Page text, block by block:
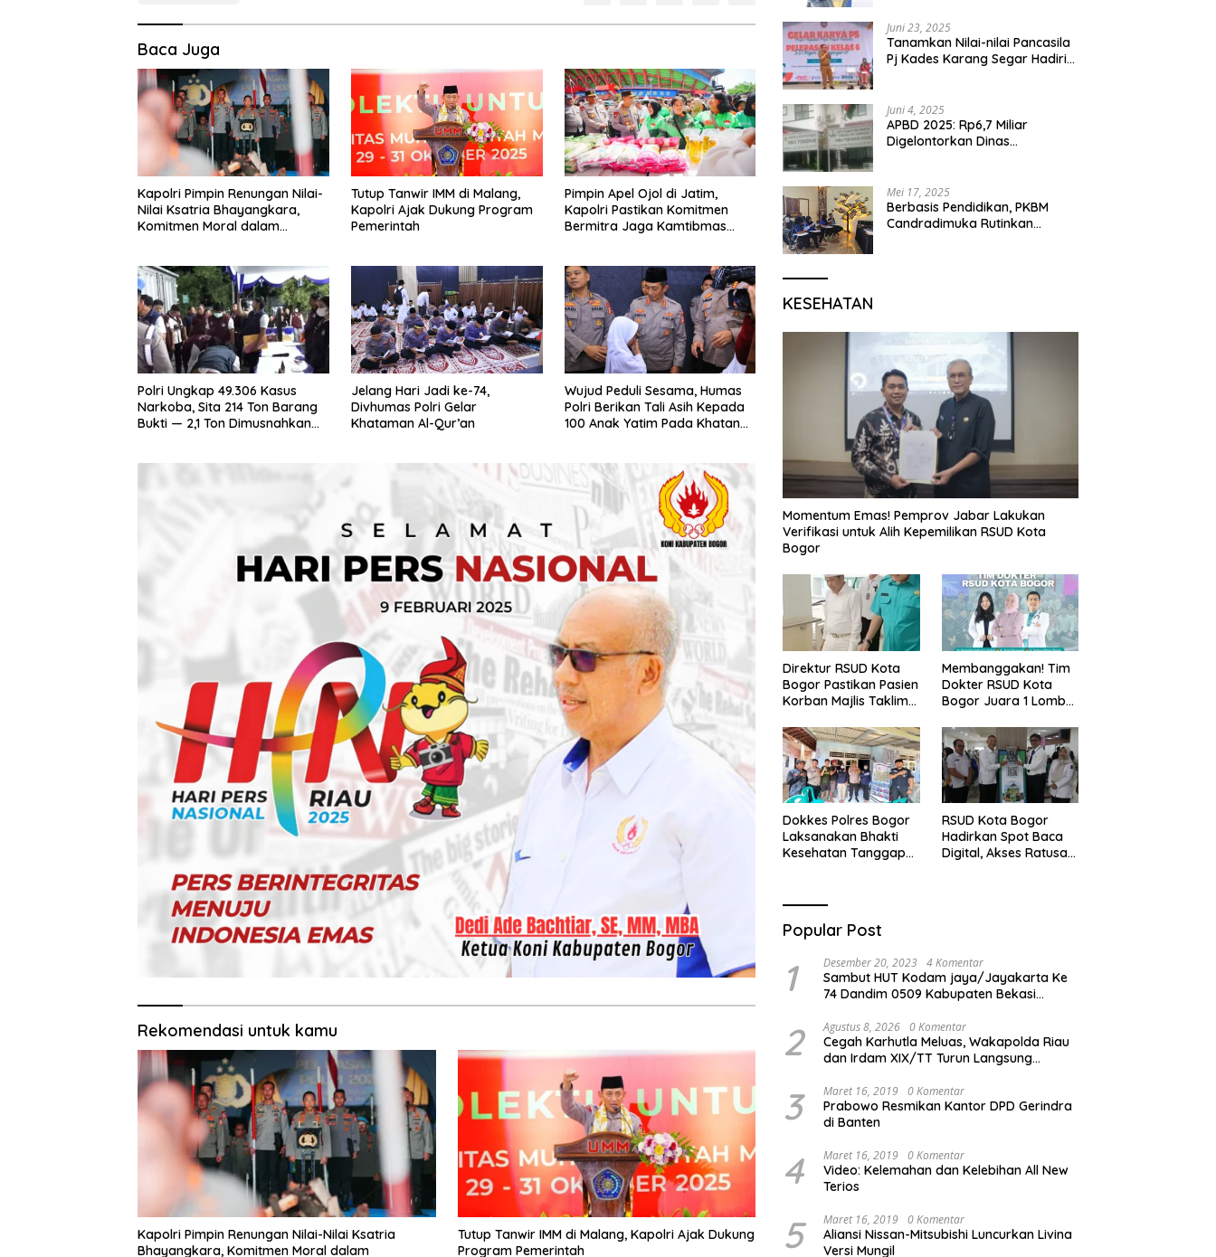
Baca Juga
Kapolri Pimpin Renungan Nilai-
Nilai Ksatria Bhayangkara,
Komitmen Moral dalam
Tutup Tanwir IMM di Malang,
Kapolri Ajak Dukung Program
Pemerintah
Pimpin Apel Ojol di Jatim,
Kapolri Pastikan Komitmen
Bermitra Jaga Kamtibmas
Polri Ungkap 49.306 Kasus
Narkoba, Sita 214 Ton Barang
Bukti — 2,1 Ton Dimusnahkan
Jelang Hari Jadi ke-74,
Divhumas Polri Gelar
Khataman Al-Qur’an
Wujud Peduli Sesama, Humas
Polri Berikan Tali Asih Kepada
100 Anak Yatim Pada Khatanan
Rekomendasi untuk kamu
Kapolri Pimpin Renungan Nilai-Nilai Ksatria
Bhayangkara, Komitmen Moral dalam
Tutup Tanwir IMM di Malang, Kapolri Ajak Dukung
Program Pemerintah
Juni 23, 2025
Tanamkan Nilai-nilai Pancasila
Pj Kades Karang Segar Hadiri
01 Karang Segar
Juni 4, 2025
APBD 2025: Rp6,7 Miliar
Digelontorkan Dinas
Mei 17, 2025
Berbasis Pendidikan, PKBM
Candradimuka Rutinkan
KESEHATAN
Momentum Emas! Pemprov Jabar Lakukan
Verifikasi untuk Alih Kepemilikan RSUD Kota
Bogor
Direktur RSUD Kota
Bogor Pastikan Pasien
Korban Majlis Taklim
Mendapatkan
Perawatan Maksimal
Membanggakan! Tim
Dokter RSUD Kota
Bogor Juara 1 Lomba
Pengakuan di Pentas
Medis Se-Bogor
Dokkes Polres Bogor
Laksanakan Bhakti
Kesehatan Tanggap
RSUD Kota Bogor
Hadirkan Spot Baca
Digital, Akses Ratusan
Popular Post
1 Desember 20, 2023 4 Komentar
Sambut HUT Kodam jaya/Jayakarta Ke
74 Dandim 0509 Kabupaten Bekasi
Yatim-Piatu
2 Agustus 8, 2026 0 Komentar
Cegah Karhutla Meluas, Wakapolda Riau
dan Irdam XIX/TT Turun Langsung
3 Maret 16, 2019 0 Komentar
Prabowo Resmikan Kantor DPD Gerindra
di Banten
4 Maret 16, 2019 0 Komentar
Video: Kelemahan dan Kelebihan All New
Terios
5 Maret 16, 2019 0 Komentar
Aliansi Nissan-Mitsubishi Luncurkan Livina
Versi Mungil